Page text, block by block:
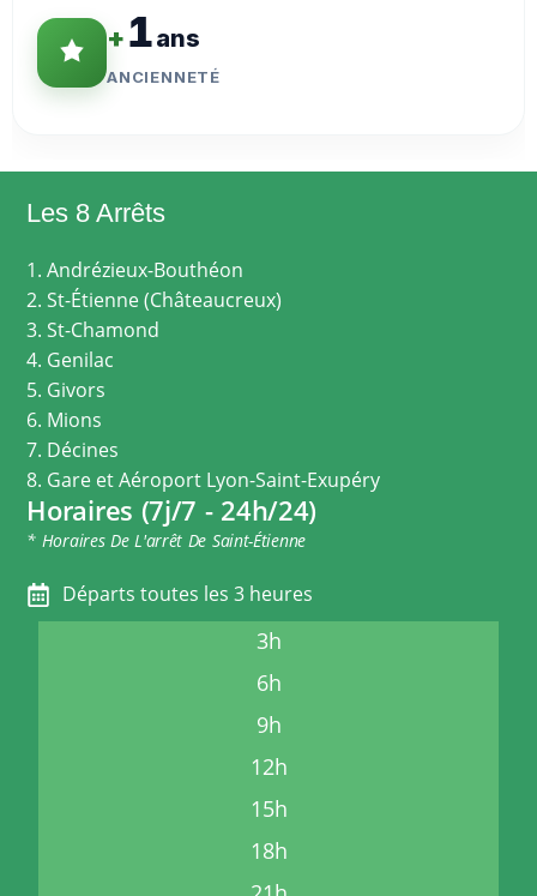
+1ans
ANCIENNETÉ
Les 8 Arrêts
1. Andrézieux-Bouthéon
2. St-Étienne (Châteaucreux)
3. St-Chamond
4. Genilac
5. Givors
6. Mions
7. Décines
8. Gare et Aéroport Lyon-Saint-Exupéry
Horaires (7j/7 - 24h/24)
* Horaires De L'arrêt De Saint-Étienne
Départs toutes les 3 heures
3h
6h
9h
12h
15h
18h